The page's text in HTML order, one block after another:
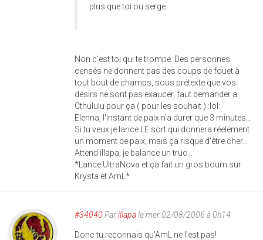
plus que toi ou serge.
Non c'est toi qui te trompe. Des personnes
censés ne donnent pas des coups de fouet à
tout bout de champs, sous prétexte que vos
désirs ne sont pas exaucer, faut demander a
Cthululu pour ça ( pour les souhait ) :lol:
Elenna, l'instant de paix n'a durer que 3 minutes...
Si tu veux je lance LE sort qui donnera réelement
un moment de paix, mais ça risque d'être cher...
Attend illapa, je balance un truc...
*Lance UltraNova et ça fait un gros boum sur
Krysta et AmL*
#34040 Parillapale mer 02/08/2006 à 0h14
Donc tu reconnais qu'AmL ne l'est pas!